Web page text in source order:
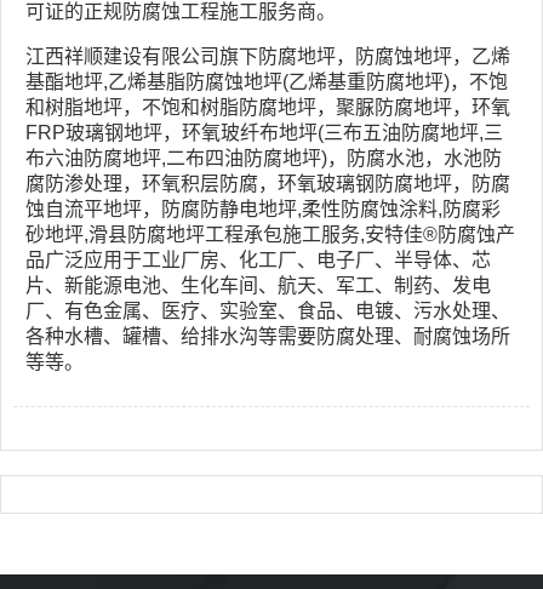
联
我
们
电
咨
询
可证的正规防腐蚀工程施工服务商。
江西祥顺建设有限公司旗下防腐地坪，防腐蚀地坪，乙烯
基酯地坪,乙烯基脂防腐蚀地坪(乙烯基重防腐地坪)，不饱
和树脂地坪，不饱和树脂防腐地坪，聚脲防腐地坪，环氧
FRP玻璃钢地坪，环氧玻纤布地坪(三布五油防腐地坪,三
布六油防腐地坪,二布四油防腐地坪)，
防腐水池，水池防
腐防渗处理，环氧积层防腐， 环氧玻璃钢防腐地坪，防腐
蚀自流平地坪，防腐防静电地坪,柔性防腐蚀涂料,防腐彩
砂地坪,滑县防腐地坪工程承包施工服务,安特佳®防腐蚀产
品广泛应用于工业厂房、 化工厂、 电子厂、半导体、芯
片、新能源电池、 生化车间 、 航天、军工、制药、发电
厂、有色金属、医疗、实验室、食品、电镀、污水处理、
各种水槽、罐槽、给排水沟等需要防腐处理、耐腐蚀场所
等等。